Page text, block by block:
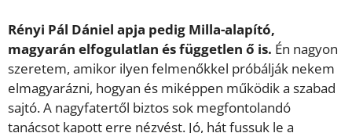
Rényi Pál Dániel apja pedig Milla-alapító,
magyarán elfogulatlan és független ő is. Én nagyon
szeretem, amikor ilyen felmenőkkel próbálják nekem
elmagyarázni, hogyan és miképpen működik a szabad
sajtó. A nagyfatertől biztos sok megfontolandó
tanácsot kapott erre nézvést. Jó, hát fussuk le a